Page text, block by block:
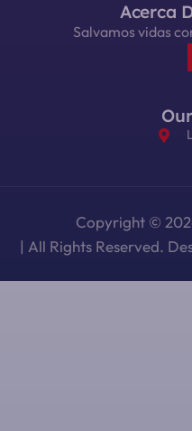
Acerca
Salvamos vidas
Copyright ©
| All Rights Reserved.